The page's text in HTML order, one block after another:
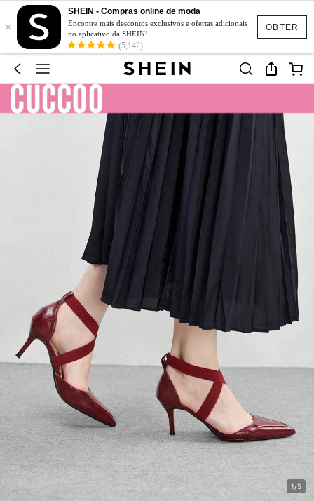
OBTER
×
SHEIN - Compras online de moda
Encontre mais descontos exclusivos e ofertas adicionais
no aplicativo da SHEIN!
(5,142)
1/5